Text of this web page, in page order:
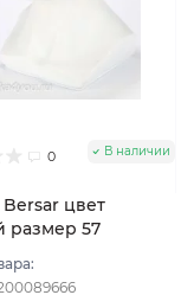
0 В наличии
Bersar цвет
размер 57